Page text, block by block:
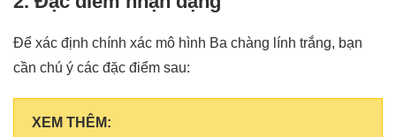
Để xác định chính xác mô hình Ba chàng lính trắng, bạn
cần chú ý các đặc điểm sau:
XEM THÊM: